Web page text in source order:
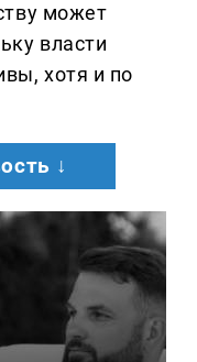
может
власти
хотя и по
↓